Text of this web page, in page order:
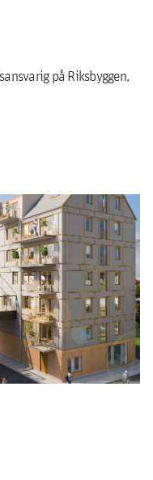
på Riksbyggen,